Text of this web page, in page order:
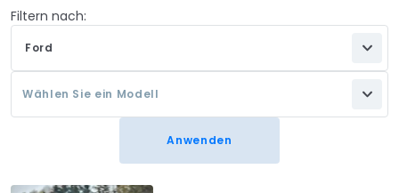
Filtern nach:
Ford
Wählen Sie ein Modell